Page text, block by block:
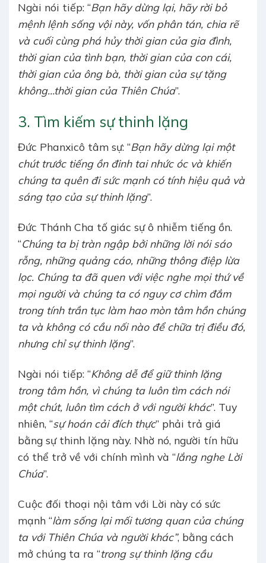
Ngài nói tiếp: “Bạn hãy dừng lại, hãy rời bỏ
mệnh lệnh sống vội này, vốn phân tán, chia rẽ
và cuối cùng phá hủy thời gian của gia đình,
thời gian của tình bạn, thời gian của con cái,
thời gian của ông bà, thời gian của sự tặng
không…thời gian của Thiên Chúa”.
3. Tìm kiếm sự thinh lặng
Đức Phanxicô tâm sự: “Bạn hãy dừng lại một
chút trước tiếng ồn đinh tai nhức óc và khiến
chúng ta quên đi sức mạnh có tính hiệu quả và
sáng tạo của sự thinh lặng”.
Đức Thánh Cha tố giác sự ô nhiễm tiếng ồn.
“Chúng ta bị tràn ngập bởi những lời nói sáo
rỗng, những quảng cáo, những thông điệp lừa
lọc. Chúng ta đã quen với việc nghe mọi thứ về
mọi người và chúng ta có nguy cơ chìm đắm
trong tính trần tục làm hao mòn tâm hồn chúng
ta và không có cầu nối nào để chữa trị điều đó,
nhưng chỉ sự thinh lặng”.
Ngài nói tiếp: “Không dễ để giữ thinh lặng
trong tâm hồn, vì chúng ta luôn tìm cách nói
một chút, luôn tìm cách ở với người khác”. Tuy
nhiên, “sự hoán cải đích thực” phải trả giá
bằng sự thinh lặng này. Nhờ nó, người tín hữu
có thể trở về với chính mình và “lắng nghe Lời
Chúa”.
Cuộc đối thoại nội tâm với Lời này có sức
mạnh “làm sống lại mối tương quan của chúng
ta với Thiên Chúa và người khác”, bằng cách
mở chúng ta ra “trong sự thinh lặng cầu